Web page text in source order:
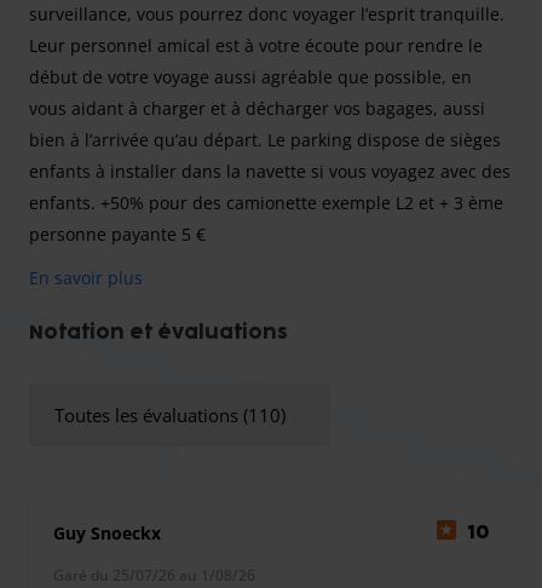
surveillance, vous pourrez donc voyager l’esprit tranquille.
Leur personnel amical est à votre écoute pour rendre le
début de votre voyage aussi agréable que possible, en
vous aidant à charger et à décharger vos bagages, aussi
bien à l’arrivée qu’au départ. Le parking dispose de sièges
enfants à installer dans la navette si vous voyagez avec des
enfants. +50% pour des camionette exemple L2 et + 3 ème
personne payante 5 €
Vous cherchez une place de parking sécurisée, pavée et
est l’un de nos partenaires de confiance, proposant des
En savoir plus
Notation et évaluations
Toutes les évaluations (110)
Guy Snoeckx 10
Garé du 25/07/26 au 1/08/26